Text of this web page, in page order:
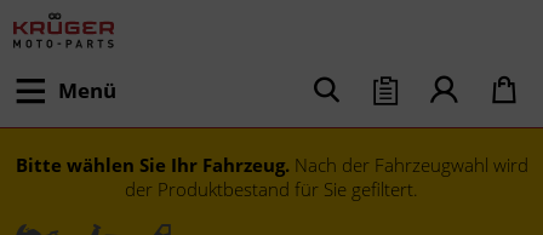
Menü
Bitte wählen Sie Ihr Fahrzeug. Nach der Fahrzeugwahl wird
der Produktbestand für Sie gefiltert.